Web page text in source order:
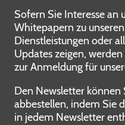
Sofern Sie Interesse an
Whitepapern zu
Dienstleistungen oder
Updates zeigen,
zur Anmeldung für
Den Newsletter
abbestellen, indem Sie
in jedem Newsletter